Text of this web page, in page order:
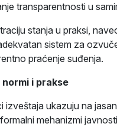
transparentnosti u
stanja u praksi,
sistem za
praćenje suđenja.
normi i prakse
izveštaja ukazuju na
mehanizmi